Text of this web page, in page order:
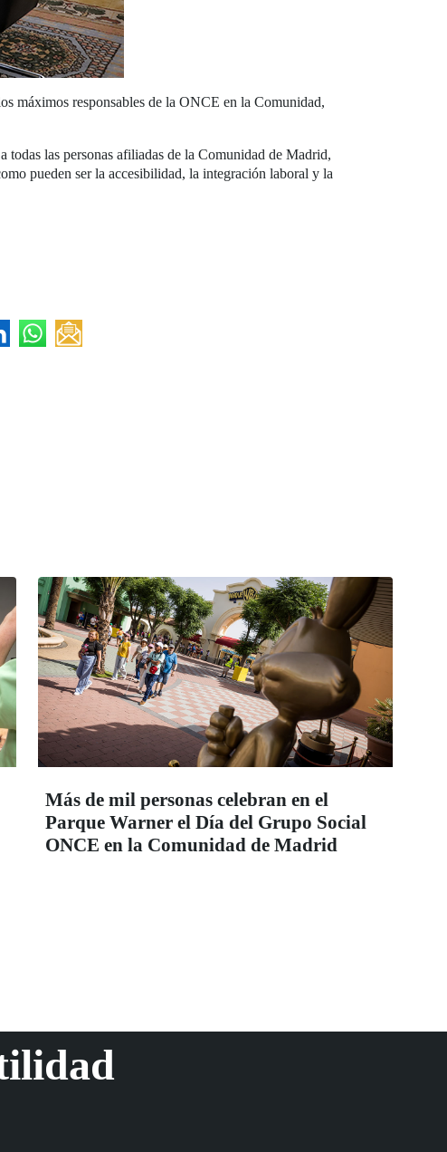
máximos responsables de la ONCE en la Comunidad,
las personas afiliadas de la Comunidad de Madrid,
pueden ser la accesibilidad, la integración laboral y la
Más de mil personas celebran en el
Parque Warner el Día del Grupo Social
ONCE en la Comunidad de Madrid